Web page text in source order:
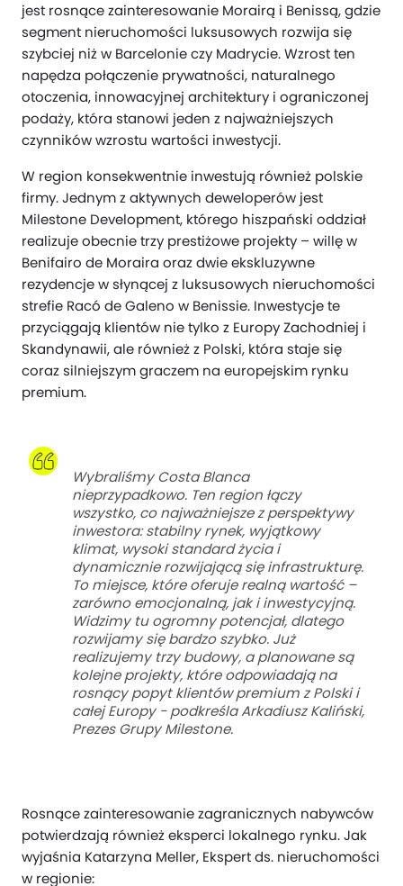
jest rosnące zainteresowanie Morairą i Benissą, gdzie
segment nieruchomości luksusowych rozwija się
szybciej niż w Barcelonie czy Madrycie. Wzrost ten
napędza połączenie prywatności, naturalnego
otoczenia, innowacyjnej architektury i ograniczonej
podaży, która stanowi jeden z najważniejszych
czynników wzrostu wartości inwestycji.
W region konsekwentnie inwestują również polskie
firmy. Jednym z aktywnych deweloperów jest
Milestone Development, którego hiszpański oddział
realizuje obecnie trzy prestiżowe projekty – willę w
Benifairo de Moraira oraz dwie ekskluzywne
rezydencje w słynącej z luksusowych nieruchomości
strefie Racó de Galeno w Benissie. Inwestycje te
przyciągają klientów nie tylko z Europy Zachodniej i
Skandynawii, ale również z Polski, która staje się
coraz silniejszym graczem na europejskim rynku
premium.
Wybraliśmy Costa Blanca
nieprzypadkowo. Ten region łączy
wszystko, co najważniejsze z perspektywy
inwestora: stabilny rynek, wyjątkowy
klimat, wysoki standard życia i
dynamicznie rozwijającą się infrastrukturę.
To miejsce, które oferuje realną wartość –
zarówno emocjonalną, jak i inwestycyjną.
Widzimy tu ogromny potencjał, dlatego
rozwijamy się bardzo szybko. Już
realizujemy trzy budowy, a planowane są
kolejne projekty, które odpowiadają na
rosnący popyt klientów premium z Polski i
całej Europy - podkreśla Arkadiusz Kaliński,
Prezes Grupy Milestone.
Rosnące zainteresowanie zagranicznych nabywców
potwierdzają również eksperci lokalnego rynku. Jak
wyjaśnia Katarzyna Meller, Ekspert ds. nieruchomości
w regionie: